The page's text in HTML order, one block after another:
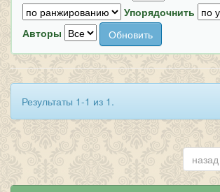
Упорядочнить
Авторы
Результаты 1-1 из 1.
назад